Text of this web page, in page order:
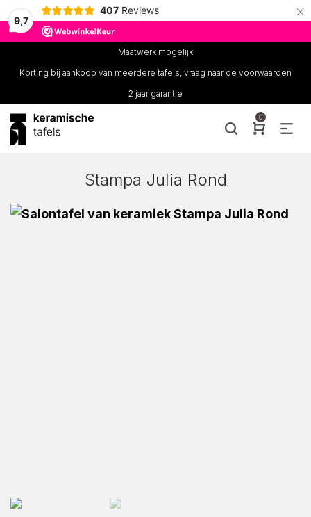
9,7
407 Reviews ×
Maatwerk mogelijk
Korting bij aankoop van meerdere tafels, vraag naar de voorwaarden
2 jaar garantie
0
Stampa Julia Rond